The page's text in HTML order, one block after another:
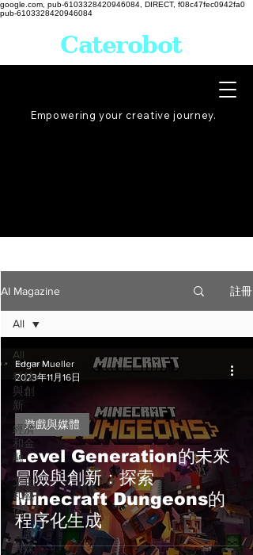
google.com, pub-6103328420946084, DIRECT, f08c47fec0942fa0
pub-6103328420946084
Empowering your creative journey.
Caterobot
AI Magazine 註冊
All
科技
與創
新
經濟
和金
融
文化
和藝
術
遊戲
與媒
All
Level Generation的未來
冒險與創新：探索
Minecraft Dungeons的
程序化生成
遊戲與媒體
Edgar Mueller
2023年11月16日